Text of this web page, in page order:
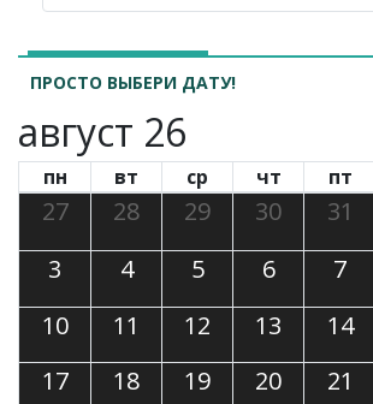
ПРОСТО ВЫБЕРИ ДАТУ!
август 26
пн вт ср чт пт
27 28 29 30 31
3
4 5 6 7
10
11 12 13 14
17
18 19 20 21